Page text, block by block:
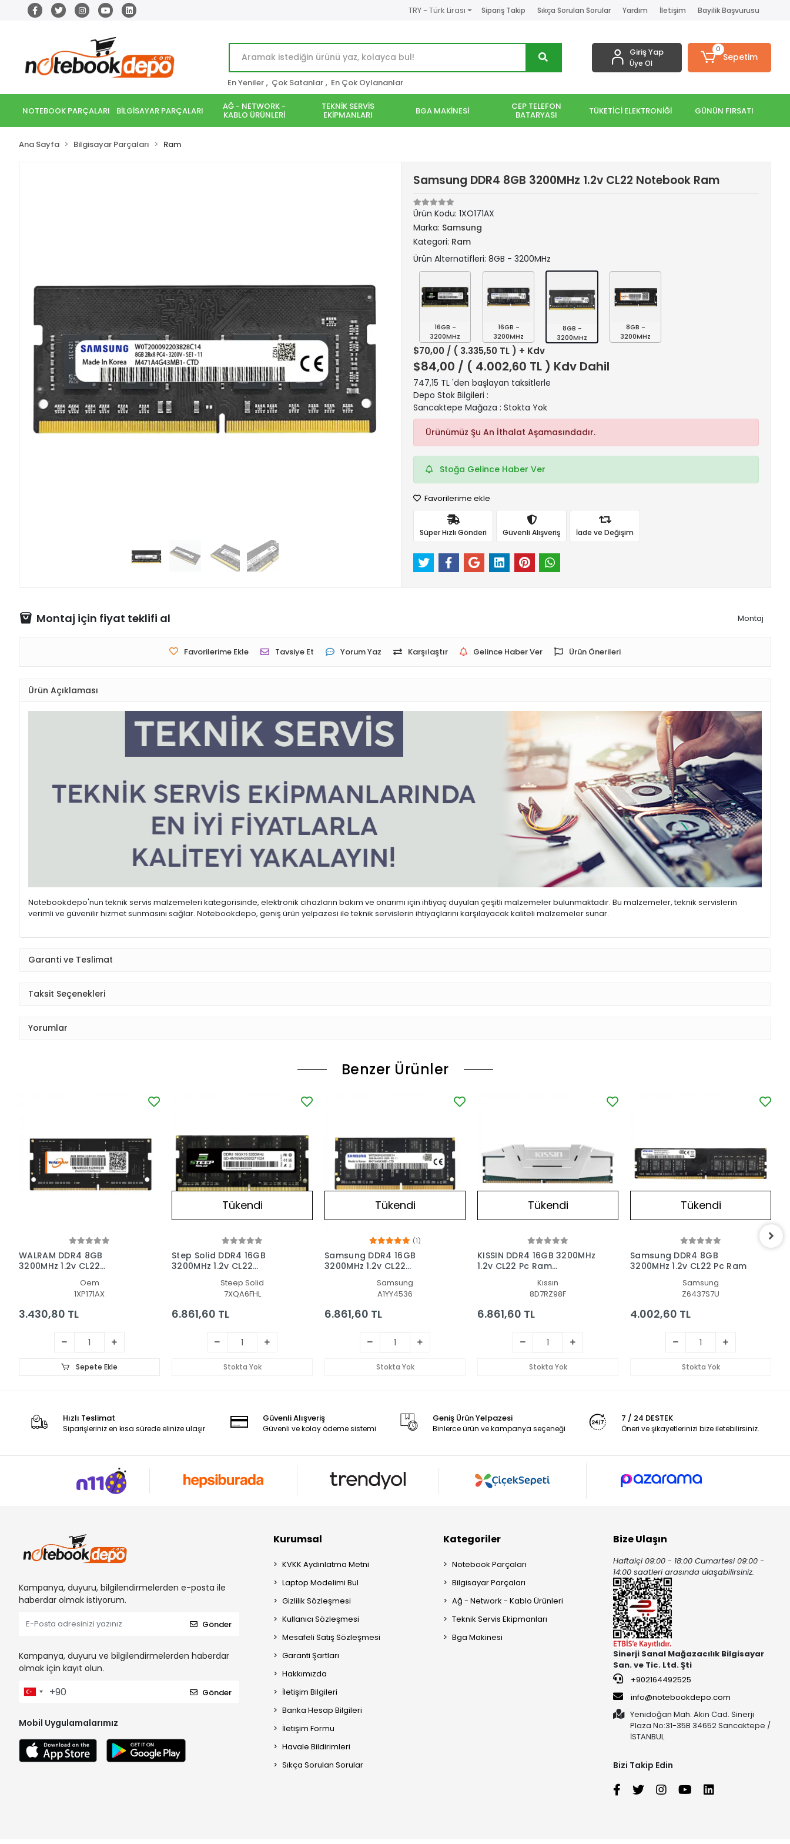
TRY - Türk Lirası Sipariş Takip Sıkça Sorulan Sorular Yardım İletişim Bayilik Başvurusu
En Yeniler , Çok Satanlar , En Çok Oylananlar
Giriş Yap
Üye Ol
0
Sepetim
NOTEBOOK PARÇALARI BİLGİSAYAR PARÇALARI AĞ - NETWORK -
KABLO ÜRÜNLERİ
TEKNİK SERVİS
EKİPMANLARI BGA MAKİNESİ CEP TELEFON
BATARYASI TÜKETİCİ ELEKTRONİĞİ GÜNÜN FIRSATI
Ana Sayfa Bilgisayar Parçaları Ram
Samsung DDR4 8GB 3200MHz 1.2v CL22 Notebook Ram
Ürün Kodu: 1XO171AX
Marka: Samsung
Kategori: Ram
Ürün Alternatifleri: 8GB - 3200MHz
16GB -
3200MHz
16GB -
3200MHz
8GB -
3200MHz
8GB -
3200MHz
$70,00 / ( 3.335,50 TL ) + Kdv
$84,00 / ( 4.002,60 TL ) Kdv Dahil
747,15 TL 'den başlayan taksitlerle
Depo Stok Bilgileri :
Sancaktepe Mağaza : Stokta Yok
Ürünümüz Şu An İthalat Aşamasındadır.
Stoğa Gelince Haber Ver
Favorilerime ekle
Süper Hızlı Gönderi Güvenli Alışveriş İade ve Değişim
Montaj için fiyat teklifi al Montaj
Favorilerime Ekle Tavsiye Et Yorum Yaz Karşılaştır Gelince Haber Ver Ürün Önerileri
Ürün Açıklaması
Notebookdepo'nun teknik servis malzemeleri kategorisinde, elektronik cihazların bakım ve onarımı için ihtiyaç duyulan çeşitli malzemeler bulunmaktadır. Bu malzemeler, teknik servislerin
verimli ve güvenilir hizmet sunmasını sağlar. Notebookdepo, geniş ürün yelpazesi ile teknik servislerin ihtiyaçlarını karşılayacak kaliteli malzemeler sunar.
Garanti ve Teslimat
Taksit Seçenekleri
Yorumlar
Benzer Ürünler
WALRAM DDR4 8GB
3200MHz 1.2v CL22
Oem
1XP171AX
3.430,80 TL
Sepete Ekle
Tükendi
Step Solid DDR4 16GB
3200MHz 1.2v CL22
Steep Solid
7XQA6FHL
6.861,60 TL
Stokta Yok
Tükendi
(1)
Samsung DDR4 16GB
3200MHz 1.2v CL22
Samsung
A1YY4536
6.861,60 TL
Stokta Yok
Tükendi
KISSIN DDR4 16GB 3200MHz
1.2v CL22 Pc Ram
Kıssın
8D7RZ98F
6.861,60 TL
Stokta Yok
Tükendi
Samsung DDR4 8GB
3200MHz 1.2v CL22 Pc Ram
Samsung
Z6437S7U
4.002,60 TL
Stokta Yok
Hızlı Teslimat
Siparişleriniz en kısa sürede elinize ulaşır.
Güvenli Alışveriş
Güvenli ve kolay ödeme sistemi
Geniş Ürün Yelpazesi
Binlerce ürün ve kampanya seçeneği
7 / 24 DESTEK
Öneri ve şikayetlerinizi bize iletebilirsiniz.
Kampanya, duyuru, bilgilendirmelerden e-posta ile
haberdar olmak istiyorum.
Gönder
Kampanya, duyuru ve bilgilendirmelerden haberdar
olmak için kayıt olun.
Gönder
Mobil Uygulamalarımız
Kurumsal
KVKK Aydınlatma Metni
Laptop Modelimi Bul
Gizlilik Sözleşmesi
Kullanıcı Sözleşmesi
Mesafeli Satış Sözleşmesi
Garanti Şartları
Hakkımızda
İletişim Bilgileri
Banka Hesap Bilgileri
İletişim Formu
Havale Bildirimleri
Sıkça Sorulan Sorular
Kategoriler
Notebook Parçaları
Bilgisayar Parçaları
Ağ - Network - Kablo Ürünleri
Teknik Servis Ekipmanları
Bga Makinesi
Bize Ulaşın
Haftaiçi 09:00 - 18:00 Cumartesi 09:00 -
14:00 saatleri arasında ulaşabilirsiniz.
Sinerji Sanal Mağazacılık Bilgisayar
San. ve Tic. Ltd. Şti
+902164492525
info@notebookdepo.com
Yenidoğan Mah. Akın Cad. Sinerji
Plaza No:31-35B 34652 Sancaktepe /
İSTANBUL
Bizi Takip Edin